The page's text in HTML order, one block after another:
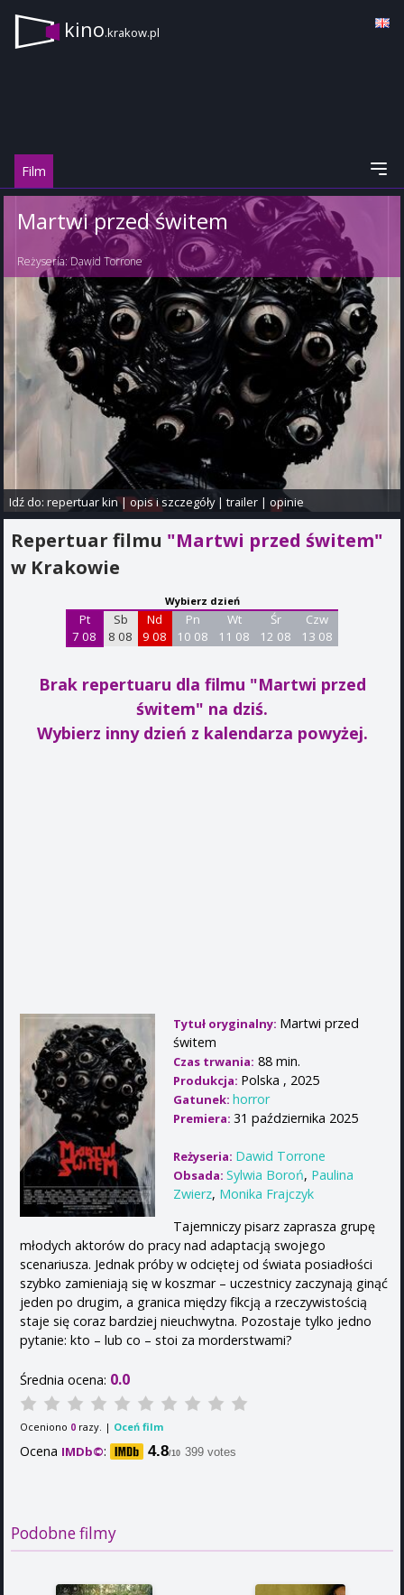
kino.krakow.pl
Film
Martwi przed świtem
Reżyseria: Dawid Torrone
Idź do:repertuar kin|opis i szczegóły|trailer |opinie
Repertuar filmu "Martwi przed świtem"
w Krakowie
Wybierz dzień
Pt
7 08
Sb
8 08
Nd
9 08
Pn
10 08
Wt
11 08
Śr
12 08
Czw
13 08
Brak repertuaru dla filmu "Martwi przed
świtem" na dziś.
Wybierz inny dzień z kalendarza powyżej.
Tytuł oryginalny: Martwi przed
świtem
Czas trwania: 88 min.
Produkcja: Polska , 2025
Gatunek: horror
Premiera: 31 października 2025
Reżyseria: Dawid Torrone
Obsada: Sylwia Boroń, Paulina
Zwierz, Monika Frajczyk
Tajemniczy pisarz zaprasza grupę
młodych aktorów do pracy nad adaptacją swojego
scenariusza. Jednak próby w odciętej od świata posiadłości
szybko zamieniają się w koszmar – uczestnicy zaczynają ginąć
jeden po drugim, a granica między fikcją a rzeczywistością
staje się coraz bardziej nieuchwytna. Pozostaje tylko jedno
pytanie: kto – lub co – stoi za morderstwami?
Średnia ocena: 0.0
Oceniono 0 razy. | Oceń film
Ocena IMDb©: 4.8/10 399 votes
Podobne filmy